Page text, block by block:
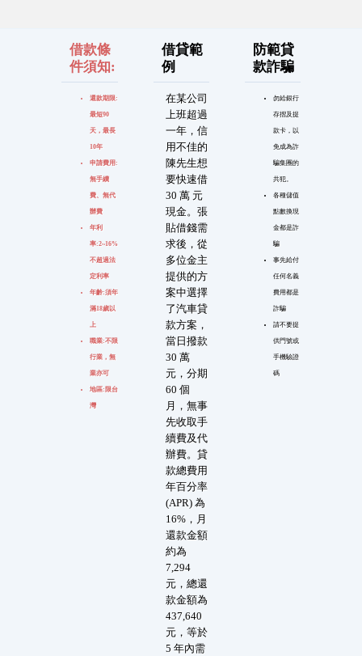
借款條
件須知:
還款期限:
最短90
天，最長
10年
申請費用:
無手續
費、無代
辦費
年利
率:2~16%
不超過法
定利率
年齡:須年
滿18歲以
上
職業:不限
行業，無
業亦可
地區:限台
灣
借貸範
例
在某公司
上班超過
一年，信
用不佳的
陳先生想
要快速借
30 萬 元
現金。張
貼借錢需
求後，從
多位金主
提供的方
案中選擇
了汽車貸
款方案，
當日撥款
30 萬
元，分期
60 個
月，無事
先收取手
續費及代
辦費。貸
款總費用
年百分率
(APR) 為
16%，月
還款金額
約為
7,294
元，總還
款金額為
437,640
元，等於
5 年內需
防範貸
款詐騙
勿給銀行
存摺及提
款卡，以
免成為詐
騙集團的
共犯。
各種儲值
點數換現
金都是詐
騙
事先給付
任何名義
費用都是
詐騙
請不要提
供門號或
手機驗證
碼